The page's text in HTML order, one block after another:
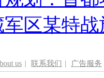
区某特
us | 联系我们 | 广告服务